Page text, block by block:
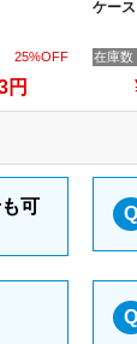
25%OFF
円
ケース
在庫数
可
Q
Q